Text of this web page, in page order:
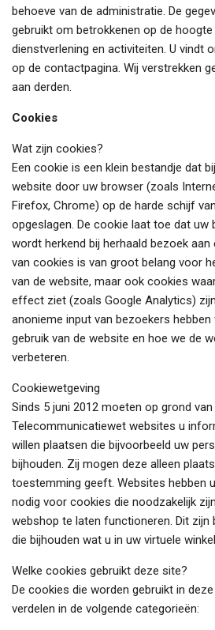
behoeve van de administratie. De
gebruikt om betrokkenen op de
dienstverlening en activiteiten. U vindt
op de contactpagina. Wij verstrekken
aan derden.
Cookies
Wat zijn cookies?
Een cookie is een klein bestandje dat
website door uw browser (zoals
Firefox, Chrome) op de harde schijf
opgeslagen. De cookie laat toe dat uw
wordt herkend bij herhaald bezoek
van cookies is van groot belang voor
van de website, maar ook cookies
effect ziet (zoals Google Analytics)
anonieme input van bezoekers hebben
gebruik van de website en hoe we de
verbeteren.
Cookiewetgeving
Sinds 5 juni 2012 moeten op grond van
Telecommunicatiewet websites u
willen plaatsen die bijvoorbeeld uw
bijhouden. Zij mogen deze alleen
toestemming geeft. Websites hebben
nodig voor cookies die noodzakelijk
webshop te laten functioneren. Dit zijn
die bijhouden wat u in uw virtuele
Welke cookies gebruikt deze site?
De cookies die worden gebruikt in
verdelen in de volgende categorieën: